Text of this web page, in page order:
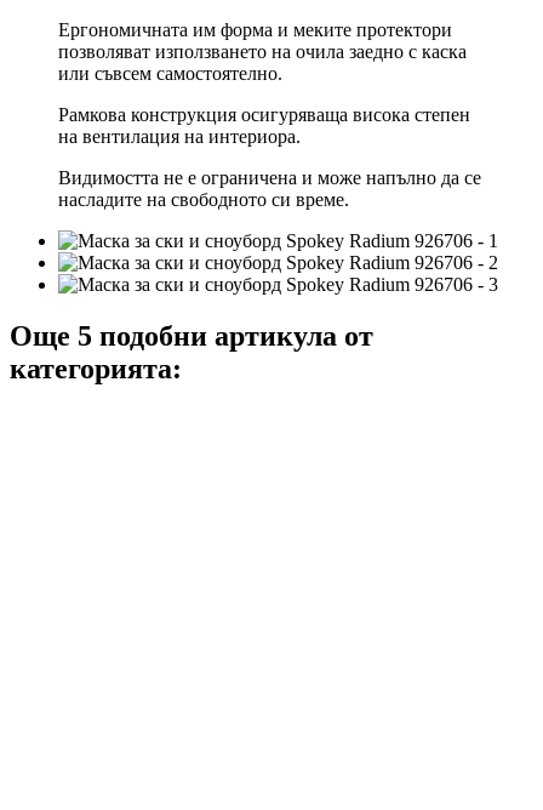
Ергономичната им форма и меките протектори
позволяват използването на очила заедно с каска
или съвсем самостоятелно.
Рамкова конструкция осигуряваща висока степен
на вентилация на интериора.
Видимостта не е ограничена и може напълно да се
насладите на свободното си време.
Още 5 подобни артикула от
категорията: